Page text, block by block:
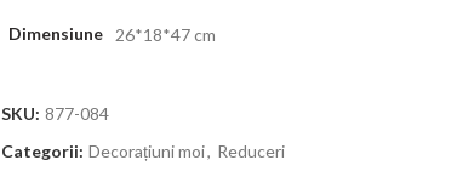
Dimensiune 26*18*47 cm
SKU: 877-084
Categorii: Decorațiuni moi, Reduceri